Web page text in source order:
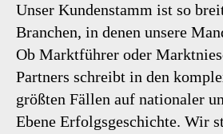
Unser Kundenstamm ist so
Branchen, in denen unsere
Ob Marktführer oder
Partners schreibt in den
größten Fällen auf nationaler
Ebene Erfolgsgeschichte. Wir